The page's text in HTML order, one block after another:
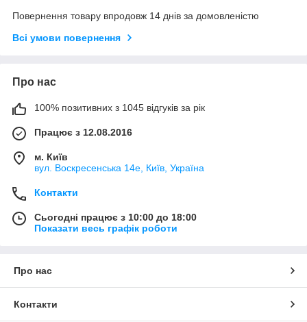
Повернення товару впродовж 14 днів за домовленістю
Всі умови повернення
Про нас
100% позитивних з 1045 відгуків за рік
Працює з 12.08.2016
м. Київ
вул. Воскресенська 14е, Київ, Україна
Контакти
Сьогодні працює з 10:00 до 18:00
Показати весь графік роботи
Про нас
Контакти